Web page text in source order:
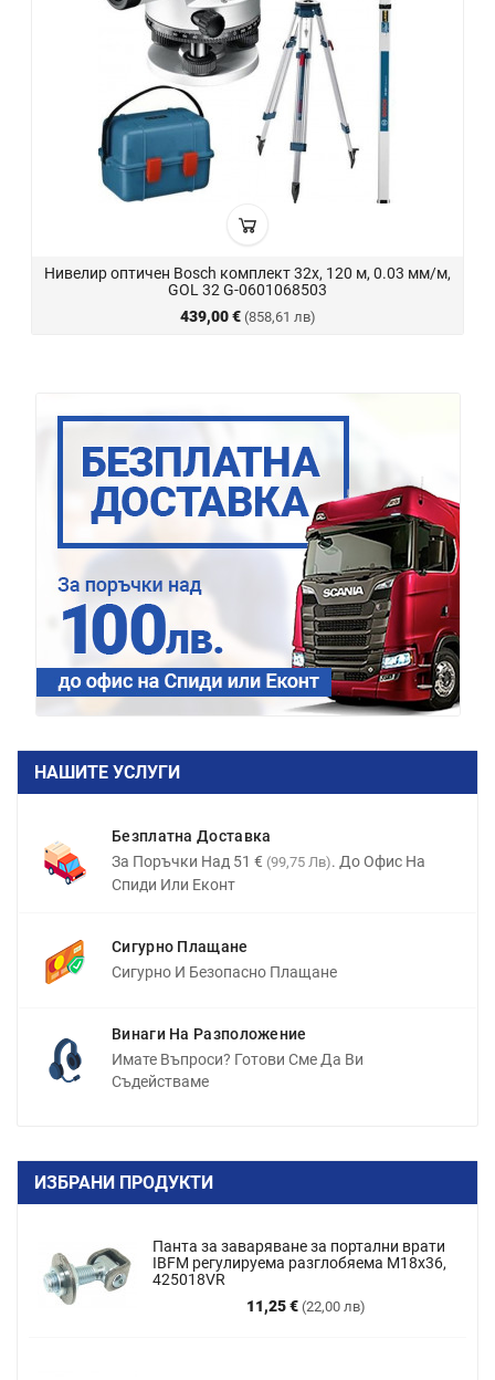
Нивелир оптичен Bosch комплект 32x, 120 м, 0.03 мм/м,
GOL 32 G-0601068503
439,00 € (858,61 лв)
НАШИТЕ УСЛУГИ
Безплатна Доставка
За Поръчки Над 51 € (99,75 Лв). До Офис На
Спиди Или Еконт
Сигурно Плащане
Сигурно И Безопасно Плащане
Винаги На Разположение
Имате Въпроси? Готови Сме Да Ви
Съдействаме
ИЗБРАНИ ПРОДУКТИ
Панта за заваряване за портални врати
IBFM регулируема разглобяема M18x36,
425018VR
11,25 € (22,00 лв)
Цена